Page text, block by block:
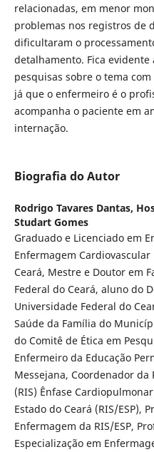
relacionadas, em menor
problemas nos registros de
dificultaram o
detalhamento. Fica
pesquisas sobre o tema
já que o enfermeiro é o
acompanha o paciente em
internação.
Biografia do Autor
Rodrigo Tavares Dantas,
Studart Gomes
Graduado e Licenciado em
Enfermagem
Ceará, Mestre e Doutor em
Federal do Ceará, aluno do
Universidade Federal do
Saúde da Família do
do Comitê de Ética em
Enfermeiro da Educação
Messejana, Coordenador
(RIS) Ênfase
Estado do Ceará (RIS/ESP),
Enfermagem da RIS/ESP,
Especialização em